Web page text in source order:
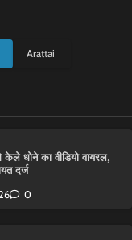
Arattai
केले धोने का वीडियो वायरल,
दर्ज
0